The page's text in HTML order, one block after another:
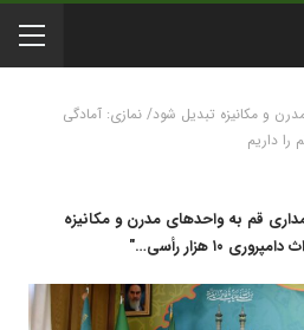
و مکانیزه تبدیل شود/ نمازی: آمادگی
قم به واحدهای مدرن و مکانیزه
هزار رأسی…"